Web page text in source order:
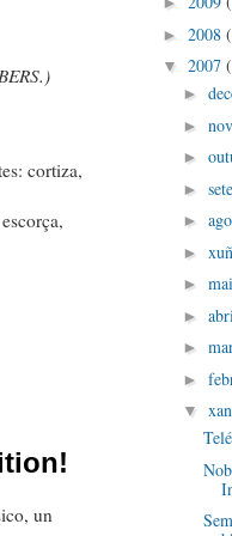
cortiza,
un
► 2008
▼ 2007
►
►
►
►
►
►
►
►
►
►
▼